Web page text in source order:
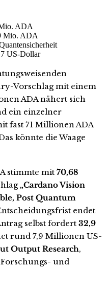
ADA
Mio. ADA
US-Dollar
Vorschlag mit einem
ADA nähert sich
ein einzelner
fast 71 Millionen ADA
könnte die Waage
stimmte mit 70,68
„Cardano Vision
Post Quantum
endet
selbst fordert 32,9
rund 7,9 Millionen US-
Output Research,
und